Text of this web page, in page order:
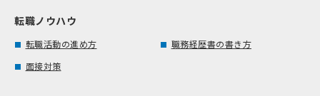
転職ノウハウ
転職活動の進め方
職務経歴書の書き方
面接対策